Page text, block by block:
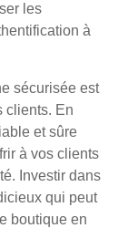
les
à
sécurisée est
clients. En
et sûre
à vos clients
Investir dans
qui peut
boutique en